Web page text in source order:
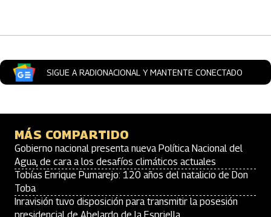
SIGUE A RADIONACIONAL Y MANTENTE CONECTADO
MÁS COMPARTIDO
Gobierno nacional presenta nueva Política Nacional del
Agua, de cara a los desafíos climáticos actuales
Tobías Enrique Pumarejo: 120 años del natalicio de Don
Toba
Inravisión tuvo disposición para transmitir la posesión